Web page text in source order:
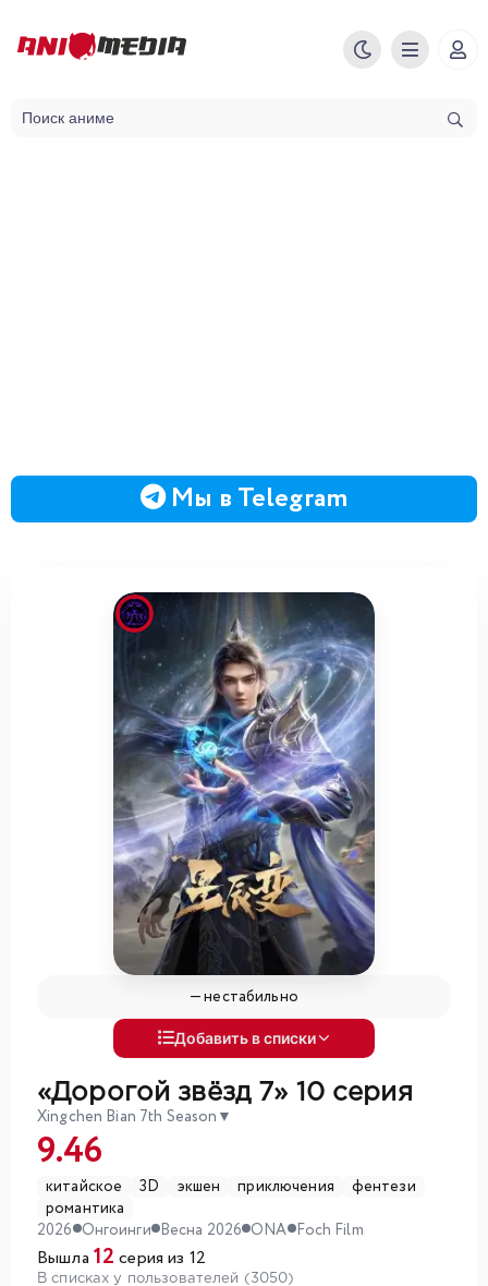
Мы в Telegram
—нестабильно
Добавить в списки
«Дорогой звёзд 7» 10 серия
Xingchen Bian 7th Season ▼
9.46
китайское 3D экшен приключения
фентези
романтика
2026 Онгоинги Весна 2026 ONA Foch Film
Вышла 12 серия из 12
В списках у пользователей (3050)